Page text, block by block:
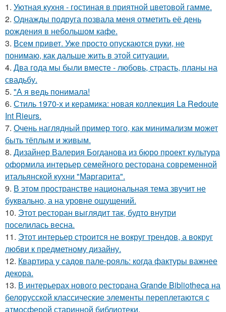
1. Уютная кухня - гостиная в приятной цветовой гамме.
2. Однажды подруга позвала меня отметить её день
рождения в небольшом кафе.
3. Всем привет. Уже просто опускаются руки, не
понимаю, как дальше жить в этой ситуации.
4. Два года мы были вместе - любовь, страсть, планы на
свадьбу.
5. "А я ведь понимала!
6. Стиль 1970-х и керамика: новая коллекция La Redoute
Int Rieurs.
7. Очень наглядный пример того, как минимализм может
быть тёплым и живым.
8. Дизайнер Валерия Богданова из бюро проект культура
оформила интерьер семейного ресторана современной
итальянской кухни "Маргарита".
9. В этом пространстве национальная тема звучит не
буквально, а на уровне ощущений.
10. Этот ресторан выглядит так, будто внутри
поселилась весна.
11. Этот интерьер строится не вокруг трендов, а вокруг
любви к предметному дизайну.
12. Квартира у садов пале-рояль: когда фактуры важнее
декора.
13. В интерьерах нового ресторана Grande Bibliotheca на
белорусской классические элементы переплетаются с
атмосферой старинной библиотеки.